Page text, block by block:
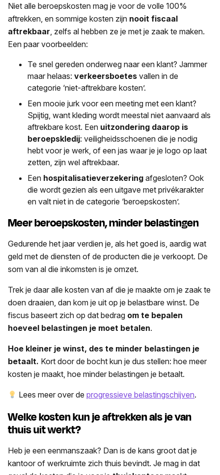
Niet alle beroepskosten mag je voor de volle 100%
aftrekken, en sommige kosten zijn nooit fiscaal
aftrekbaar , zelfs al hebben ze je met je zaak te maken.
Een paar voorbeelden:
Te snel gereden onderweg naar een klant? Jammer
maar helaas: verkeersboetes vallen in de
categorie ‘niet-aftrekbare kosten’.
Een mooie jurk voor een meeting met een klant?
Spijtig, want kleding wordt meestal niet aanvaard als
aftrekbare kost. Een uitzondering daarop is
beroepskledij: veiligheidsschoenen die je nodig
hebt voor je werk, of een jas waar je je logo op laat
zetten, zijn wel aftrekbaar.
Een hospitalisatieverzekering afgesloten? Ook
die wordt gezien als een uitgave met privékarakter
en valt niet in de categorie ‘beroepskosten’.
Meer beroepskosten, minder belastingen
Gedurende het jaar verdien je, als het goed is, aardig wat
geld met de diensten of de producten die je verkoopt. De
som van al die inkomsten is je omzet.
Trek je daar alle kosten van af die je maakte om je zaak te
doen draaien, dan kom je uit op je belastbare winst. De
fiscus baseert zich op dat bedrag om te bepalen
hoeveel belastingen je moet betalen.
Hoe kleiner je winst, des te minder belastingen je
betaalt. Kort door de bocht kun je dus stellen: hoe meer
kosten je maakt, hoe minder belastingen je betaalt.
Lees meer over deprogressieve belastingschijven.
Welke kosten kun je aftrekken als jevan
thuis uit werkt?
Heb je een eenmanszaak? Dan is de kans groot dat je
kantoor of werkruimte zich thuis bevindt. Je mag in dat